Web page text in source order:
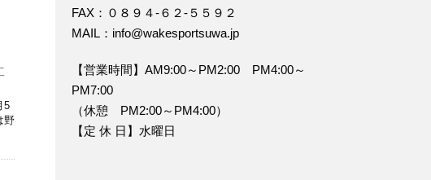
5
野
FAX：０８９４‐６２‐５５９２
MAIL：info@wakesportsuwa.jp
【営業時間】AM9:00～PM2:00 PM4:00～
PM7:00
（休憩 PM2:00～PM4:00）
【定 休 日】水曜日